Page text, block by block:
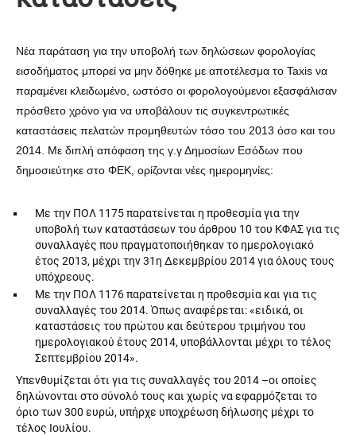
Νέα παράταση για την υποβολή των δηλώσεων φορολογίας
εισοδήματος μπορεί να μην δόθηκε με αποτέλεσμα το Taxis να
παραμένει κλειδωμένο, ωστόσο οι φορολογούμενοι εξασφάλισαν
πρόσθετο χρόνο για να υποβάλουν τις συγκεντρωτικές
καταστάσεις πελατών προμηθευτών τόσο του 2013 όσο και του
2014. Με διπλή απόφαση της γ.γ Δημοσίων Εσόδων που
δημοσιεύτηκε στο ΦΕΚ, ορίζονται νέες ημερομηνίες:
Με την ΠΟΛ 1175 παρατείνεται η προθεσμία για την
υποβολή των καταστάσεων του άρθρου 10 του ΚΦΑΣ για τις
συναλλαγές που πραγματοποιήθηκαν το ημερολογιακό
έτος 2013, μέχρι την 31η Δεκεμβρίου 2014 για όλους τους
υπόχρεους.
Με την ΠΟΛ 1176 παρατείνεται η προθεσμία και για τις
συναλλαγές του 2014. Όπως αναφέρεται: «ειδικά, οι
καταστάσεις του πρώτου και δεύτερου τριμήνου του
ημερολογιακού έτους 2014, υποβάλλονται μέχρι το τέλος
Σεπτεμβρίου 2014».
Υπενθυμίζεται ότι για τις συναλλαγές του 2014 –οι οποίες
δηλώνονται στο σύνολό τους και χωρίς να εφαρμόζεται το
όριο των 300 ευρώ, υπήρχε υποχρέωση δήλωσης μέχρι το
τέλος Ιουλίου.